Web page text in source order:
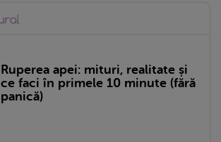
Ruperea apei: mituri, realitate și
ce faci în primele 10 minute (fără
panică)